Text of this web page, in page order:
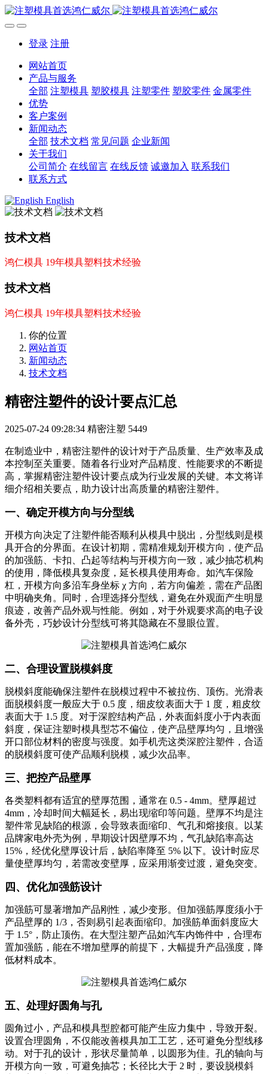
登录 注册
网站首页
产品与服务
全部 注塑模具 塑胶模具 注塑零件 塑胶零件 金属零件
优势
客户案例
新闻动态
全部 技术文档 常见问题 企业新闻
关于我们
公司简介 在线留言 在线反馈 诚邀加入 联系我们
联系方式
English
技术文档
鸿仁模具 19年模具塑料技术经验
技术文档
鸿仁模具 19年模具塑料技术经验
你的位置
网站首页
新闻动态
技术文档
精密注塑件的设计要点汇总
2025-07-24 09:28:34 精密注塑 5449
在制造业中，精密注塑件的设计对于产品质量、生产效率及成
本控制至关重要。随着各行业对产品精度、性能要求的不断提
高，掌握精密注塑件设计要点成为行业发展的关键。本文将详
细介绍相关要点，助力设计出高质量的精密注塑件。
一、确定开模方向与分型线
开模方向决定了注塑件能否顺利从模具中脱出，分型线则是模
具开合的分界面。在设计初期，需精准规划开模方向，使产品
的加强筋、卡扣、凸起等结构与开模方向一致，减少抽芯机构
的使用，降低模具复杂度，延长模具使用寿命。如汽车保险
杠，开模方向多沿车身坐标 χ 方向，若方向偏差，需在产品图
中明确夹角。同时，合理选择分型线，避免在外观面产生明显
痕迹，改善产品外观与性能。例如，对于外观要求高的电子设
备外壳，巧妙设计分型线可将其隐藏在不显眼位置。
二、合理设置脱模斜度
脱模斜度能确保注塑件在脱模过程中不被拉伤、顶伤。光滑表
面脱模斜度一般应大于 0.5 度，细皮纹表面大于 1 度，粗皮纹
表面大于 1.5 度。对于深腔结构产品，外表面斜度小于内表面
斜度，保证注塑时模具型芯不偏位，使产品壁厚均匀，且增强
开口部位材料的密度与强度。如手机壳这类深腔注塑件，合适
的脱模斜度可使产品顺利脱模，减少次品率。
三、把控产品壁厚
各类塑料都有适宜的壁厚范围，通常在 0.5 - 4mm。壁厚超过
4mm，冷却时间大幅延长，易出现缩印等问题。壁厚不均是注
塑件常见缺陷的根源，会导致表面缩印、气孔和熔接痕。以某
品牌家电外壳为例，早期设计因壁厚不均，气孔缺陷率高达
15%，经优化壁厚设计后，缺陷率降至 5% 以下。设计时应尽
量使壁厚均匀，若需改变壁厚，应采用渐变过渡，避免突变。
四、优化加强筋设计
加强筋可显著增加产品刚性，减少变形。但加强筋厚度须小于
产品壁厚的 1/3，否则易引起表面缩印。加强筋单面斜度应大
于 1.5°，防止顶伤。在大型注塑产品如汽车内饰件中，合理布
置加强筋，能在不增加壁厚的前提下，大幅提升产品强度，降
低材料成本。
五、处理好圆角与孔
圆角过小，产品和模具型腔都可能产生应力集中，导致开裂。
设置合理圆角，不仅能改善模具加工工艺，还可避免分型线移
动。对于孔的设计，形状尽量简单，以圆形为佳。孔的轴向与
开模方向一致，可避免抽芯；长径比大于 2 时，要设脱模斜